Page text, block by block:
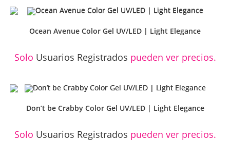
Ocean Avenue Color Gel UV/LED | Light Elegance
Solo Usuarios Registrados pueden ver precios.
Don’t be Crabby Color Gel UV/LED | Light Elegance
Solo Usuarios Registrados pueden ver precios.